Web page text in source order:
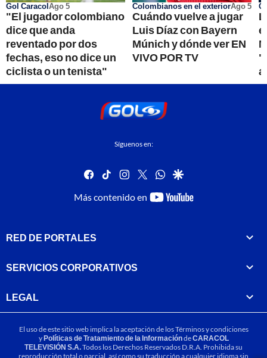
Gol CaracolAgo 5
"El jugador colombiano
dice que anda
reventado por dos
fechas, eso no dice un
ciclista o un tenista"
Colombianos en el exteriorAgo 5
Cuándo vuelve a jugar
Luis Díaz con Bayern
Múnich y dónde ver EN
VIVO POR TV
Síguenos en:
facebook
tiktok instagram
twitterwhatsapp
google
Más contenido en
youtube-
RED DE PORTALES
SERVICIOS CORPORATIVOS
LEGAL
El uso de este sitio web implica la aceptación de losTérminos y condiciones
yPolíticas de Tratamiento de la InformacióndeCARACOL
TELEVISIÓN S.A.Todos los Derechos Reservados D.R.A. Prohibida su
reproducción total o parcial, así como su traducción a cualquier idioma sin